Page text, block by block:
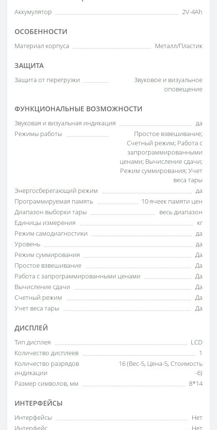
Аккумулятор 2V-4Ah
ОСОБЕННОСТИ
Материал корпуса Металл/Пластик
ЗАЩИТА
Защита от перегрузки
Звуковое и визуальное
оповещение
ФУНКЦИОНАЛЬНЫЕ ВОЗМОЖНОСТИ
Звуковая и визуальная индикация
да
Режимы работы
Простое взвешивание;
Счетный режим; Работа с
запрограммированными
ценами; Вычисление сдачи;
Режим суммирования; Учет
веса тары
Энергосберегающий режим
да
Программируемая память
10 ячеек памяти цен
Диапазон выборки тары
весь диапазон
Единицы измерения
кг
Режим самодиагностики
да
Уровень
да
Режим суммирования
Да
Простое взвешивание
Да
Работа с запрограммированными ценами
Да
Вычисление сдачи
Да
Счетный режим
Да
Учет веса тары
Да
ДИСПЛЕЙ
Тип дисплея
LCD
Количество дисплеев
1
Количество разрядов
индикации
16 (Вес-5, Цена-5, Стоимость
-6)
Размер символов, мм
8*14
ИНТЕРФЕЙСЫ
Интерфейсы
Нет
Интерфейс
Нет